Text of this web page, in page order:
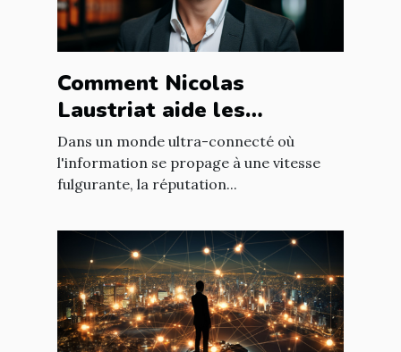
Comment Nicolas
Laustriat aide les
entreprises à améliorer
leur e-réputation
Dans un monde ultra-connecté où
l'information se propage à une vitesse
fulgurante, la réputation...